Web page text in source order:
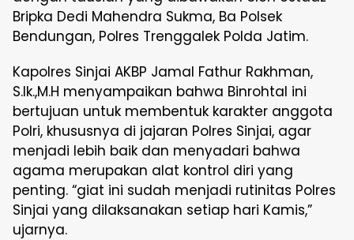
Bripka Dedi Mahendra Sukma, Ba Polsek
Bendungan, Polres Trenggalek Polda Jatim.
Kapolres Sinjai AKBP Jamal Fathur Rakhman,
S.Ik.,M.H menyampaikan bahwa Binrohtal ini
bertujuan untuk membentuk karakter anggota
Polri, khususnya di jajaran Polres Sinjai, agar
menjadi lebih baik dan menyadari bahwa
agama merupakan alat kontrol diri yang
penting. “giat ini sudah menjadi rutinitas Polres
Sinjai yang dilaksanakan setiap hari Kamis,”
ujarnya.